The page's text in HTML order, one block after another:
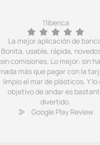
11iberica
La mejor aplicación de
Bonita, usable, rápida,
sin comisiones. Lo mejor: sin
nada más que pagar con la
limpio el mar de plásticos. Y lo
objetivo de andar es
divertido.
Google Play Review